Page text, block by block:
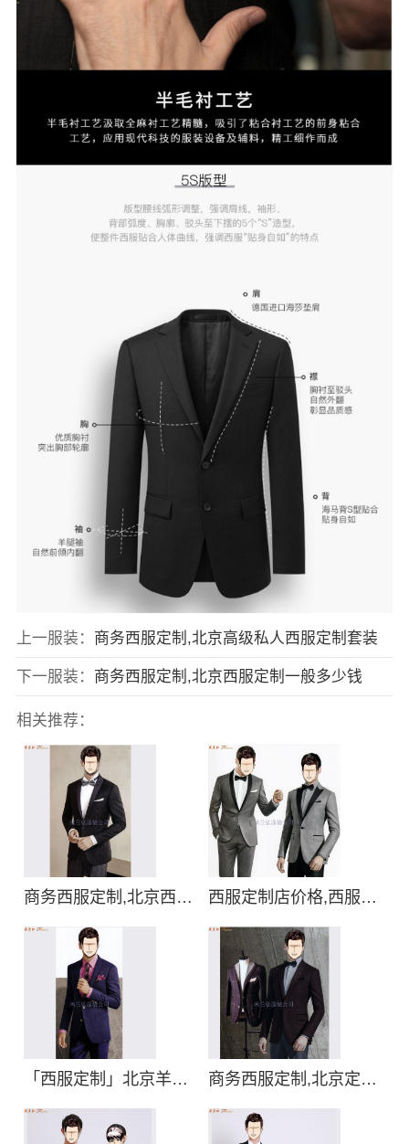
上一服装： 商务西服定制,北京高级私人西服定制套装
下一服装： 商务西服定制,北京西服定制一般多少钱
相关推荐：
商务西服定制,北京西服定制一般多少钱 西服定制店价格,西服定制店款式图片
「西服定制」北京羊毛商务西服量体订做多少钱 商务西服定制,北京定制商务西装品牌推荐